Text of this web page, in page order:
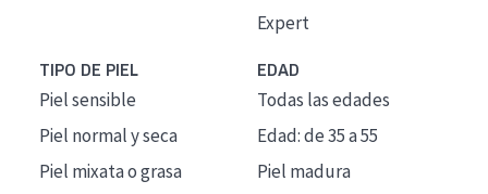
Expert
TIPO DE PIEL
Piel sensible
Piel normal y seca
Piel mixata o grasa
EDAD
Todas las edades
Edad: de 35 a 55
Piel madura